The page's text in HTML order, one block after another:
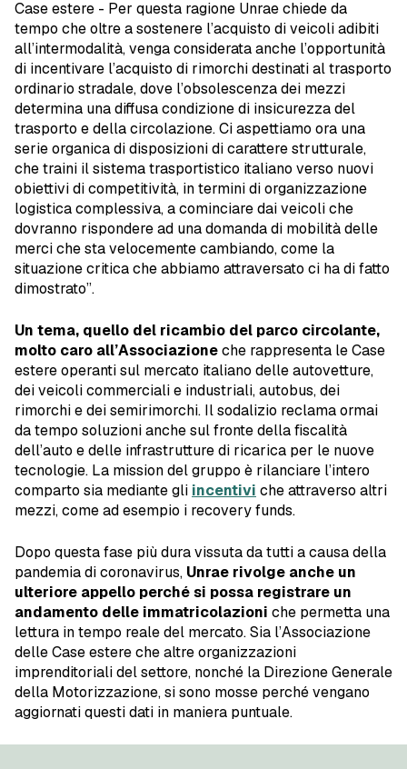
Case estere - Per questa ragione Unrae chiede da
tempo che oltre a sostenere l’acquisto di veicoli adibiti
all’intermodalità, venga considerata anche l’opportunità
di incentivare l’acquisto di rimorchi destinati al trasporto
ordinario stradale, dove l’obsolescenza dei mezzi
determina una diffusa condizione di insicurezza del
trasporto e della circolazione. Ci aspettiamo ora una
serie organica di disposizioni di carattere strutturale,
che traini il sistema trasportistico italiano verso nuovi
obiettivi di competitività, in termini di organizzazione
logistica complessiva, a cominciare dai veicoli che
dovranno rispondere ad una domanda di mobilità delle
merci che sta velocemente cambiando, come la
situazione critica che abbiamo attraversato ci ha di fatto
dimostrato”.
Un tema, quello del ricambio del parco circolante,
molto caro all’Associazioneche rappresenta le Case
estere operanti sul mercato italiano delle autovetture,
dei veicoli commerciali e industriali, autobus, dei
rimorchi e dei semirimorchi. Il sodalizio reclama ormai
da tempo soluzioni anche sul fronte della fiscalità
dell’auto e delle infrastrutture di ricarica per le nuove
tecnologie. La mission del gruppo è rilanciare l’intero
comparto sia mediante gli incentivi che attraverso altri
mezzi, come ad esempio i recovery funds.
Dopo questa fase più dura vissuta da tutti a causa della
pandemia di coronavirus, Unrae rivolge anche un
ulteriore appello perché si possa registrare un
andamento delle immatricolazioni che permetta una
lettura in tempo reale del mercato. Sia l’Associazione
delle Case estere che altre organizzazioni
imprenditoriali del settore, nonché la Direzione Generale
della Motorizzazione, si sono mosse perché vengano
aggiornati questi dati in maniera puntuale.